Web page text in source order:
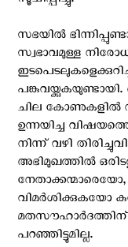
സഭയിൽ
സ്വഭാവമുള്ള
ചില കോണുകളിൽ
ഉന്നയിച്ച
നിന്ന് വഴി
അഭിമുഖത്തിൽ
വിമർശിക്കുകയോ
പറഞ്ഞിട്ടുമില്ല.